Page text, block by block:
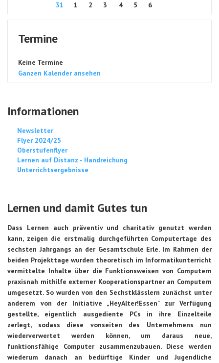
31
1 2 3 4 5 6
Termine
Keine Termine
Ganzen Kalender ansehen
Informationen
Newsletter
Flyer 2024/25
Oberstufenflyer
Lernen auf Distanz - Handreichung
Unterrichtsergebnisse
Lernen und damit Gutes tun
Dass Lernen auch präventiv und charitativ genutzt werden
kann, zeigen die erstmalig durchgeführten Computertage des
sechsten Jahrgangs an der Gesamtschule Erle. Im Rahmen der
beiden Projekttage wurden theoretisch im Informatikunterricht
vermittelte Inhalte über die Funktionsweisen von Computern
praxisnah mithilfe externer Kooperationspartner an Computern
umgesetzt. So wurden von den Sechstklässlern zunächst unter
anderem von der Initiative „HeyAlter!Essen" zur Verfügung
gestellte, eigentlich ausgediente PCs in ihre Einzelteile
zerlegt, sodass diese vonseiten des Unternehmens nun
wiederverwertet werden können, um daraus neue,
funktionsfähige Computer zusammenzubauen. Diese werden
wiederum danach an bedürftige Kinder und Jugendliche